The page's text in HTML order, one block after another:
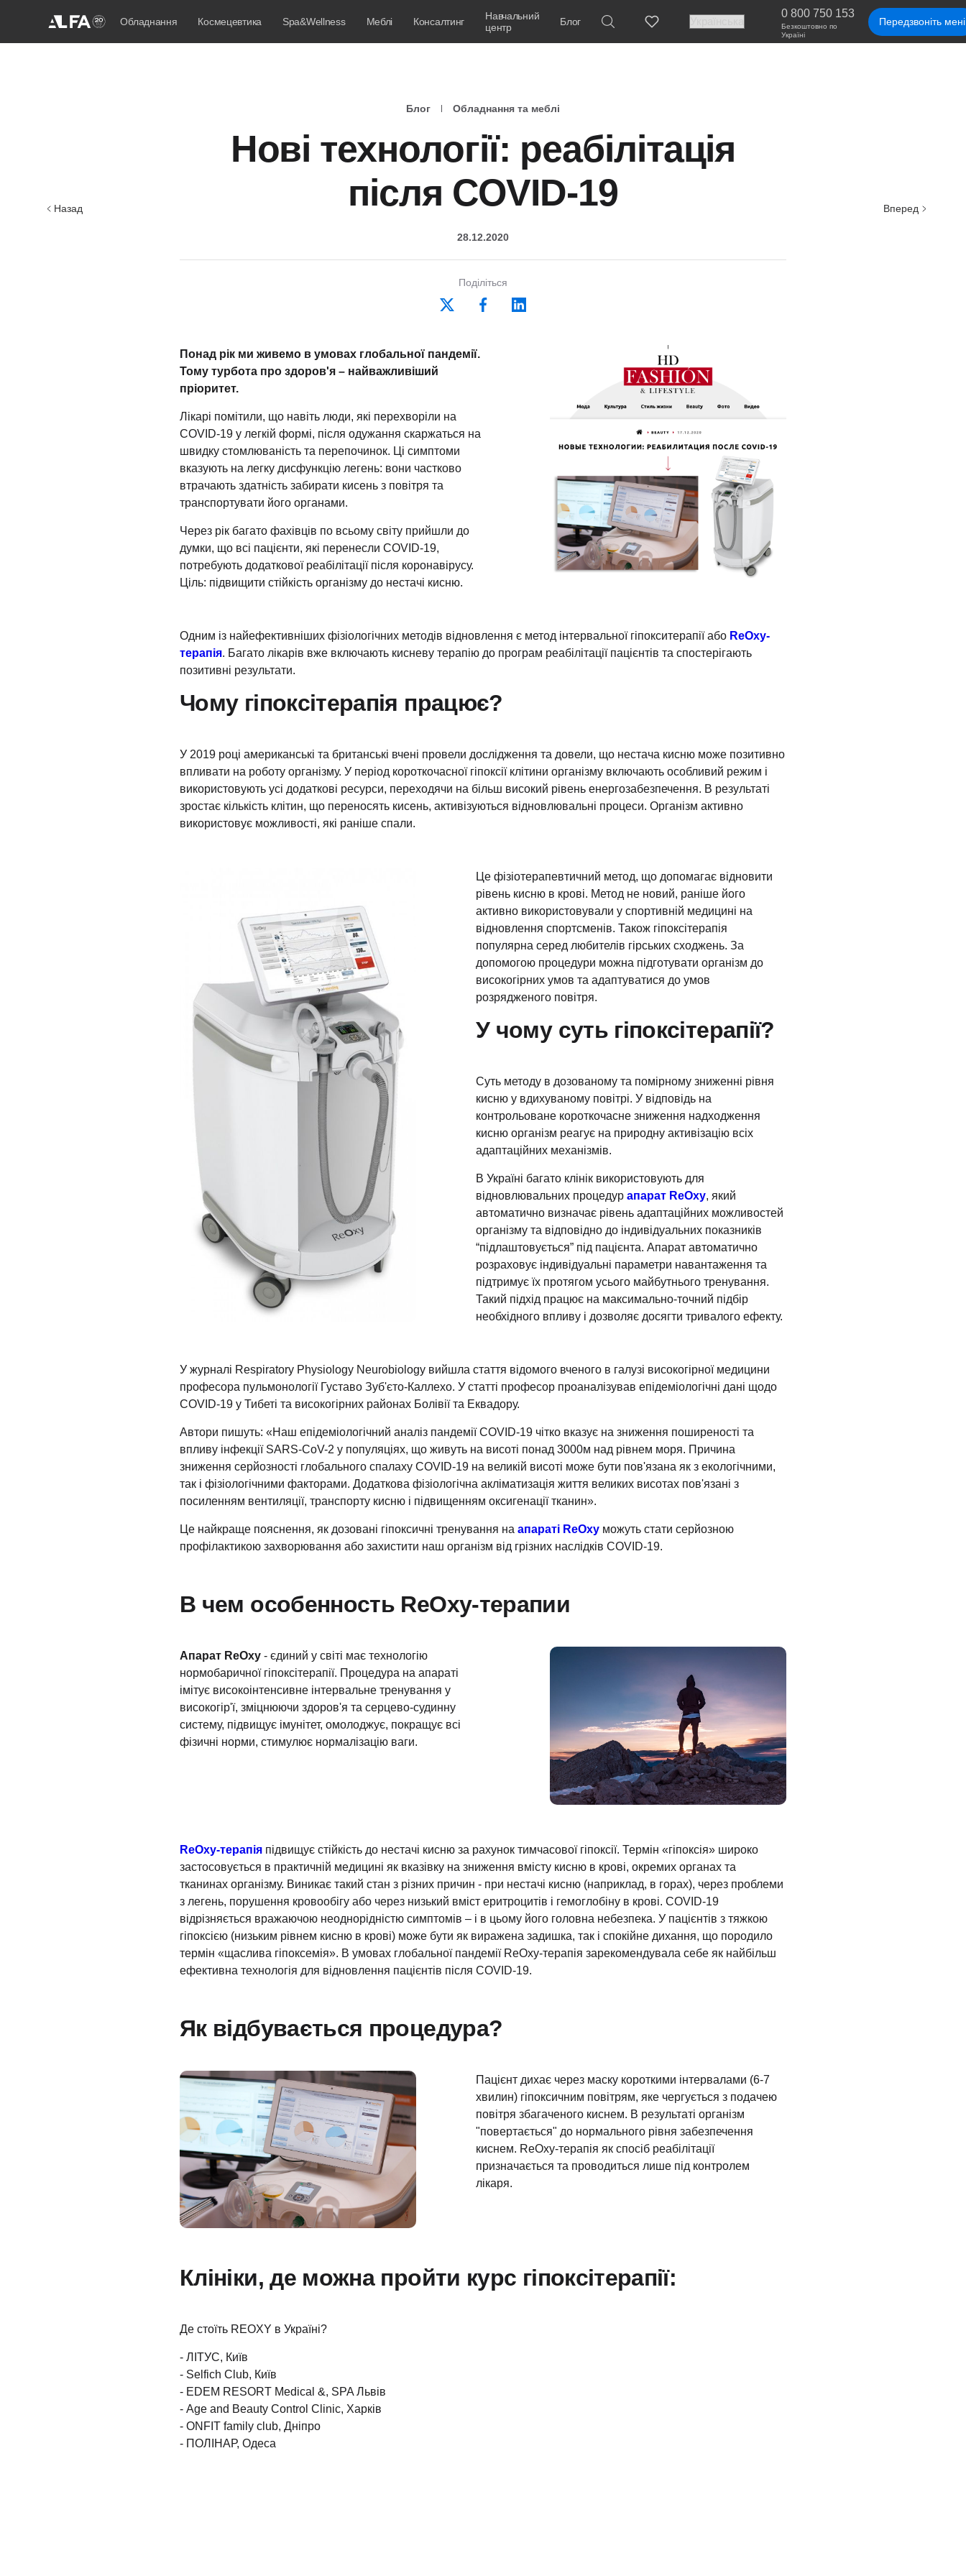
Обладнання Космецевтика Spa&Wellness Меблі Консалтинг
Навчальний
центр
Блог
0 800 750 153
Безкоштовно по
Україні
Передзвоніть мені
Блог Обладнання та меблі
Нові технології: реабілітація
після COVID-19
28.12.2020
Назад Вперед
Поділіться
Понад рік ми живемо в умовах глобальної пандемії.
Тому турбота про здоров'я – найважливіший
пріоритет.
Лікарі помітили, що навіть люди, які перехворіли на
COVID-19 у легкій формі, після одужання скаржаться на
швидку стомлюваність та перепочинок. Ці симптоми
вказують на легку дисфункцію легень: вони частково
втрачають здатність забирати кисень з повітря та
транспортувати його органами.
Через рік багато фахівців по всьому світу прийшли до
думки, що всі пацієнти, які перенесли COVID-19,
потребують додаткової реабілітації після коронавірусу.
Ціль: підвищити стійкість організму до нестачі кисню.
Одним із найефективніших фізіологічних методів відновлення є метод інтервальної гіпокситерапії або ReOxy-
терапія. Багато лікарів вже включають кисневу терапію до програм реабілітації пацієнтів та спостерігають
позитивні результати.
Чому гіпоксітерапія працює?
У 2019 році американські та британські вчені провели дослідження та довели, що нестача кисню може позитивно
впливати на роботу організму. У період короткочасної гіпоксії клітини організму включають особливий режим і
використовують усі додаткові ресурси, переходячи на більш високий рівень енергозабезпечення. В результаті
зростає кількість клітин, що переносять кисень, активізуються відновлювальні процеси. Організм активно
використовує можливості, які раніше спали.
Це фізіотерапевтичний метод, що допомагає відновити
рівень кисню в крові. Метод не новий, раніше його
активно використовували у спортивній медицині на
відновлення спортсменів. Також гіпоксітерапія
популярна серед любителів гірських сходжень. За
допомогою процедури можна підготувати організм до
високогірних умов та адаптуватися до умов
розрядженого повітря.
У чому суть гіпоксітерапії?
Суть методу в дозованому та помірному зниженні рівня
кисню у вдихуваному повітрі. У відповідь на
контрольоване короткочасне зниження надходження
кисню організм реагує на природну активізацію всіх
адаптаційних механізмів.
В Україні багато клінік використовують для
відновлювальних процедур апарат ReOxy, який
автоматично визначає рівень адаптаційних можливостей
організму та відповідно до індивідуальних показників
“підлаштовується” під пацієнта. Апарат автоматично
розраховує індивідуальні параметри навантаження та
підтримує їх протягом усього майбутнього тренування.
Такий підхід працює на максимально-точний підбір
необхідного впливу і дозволяє досягти тривалого ефекту.
У журналі Respiratory Physiology Neurobiology вийшла стаття відомого вченого в галузі високогірної медицини
професора пульмонології Густаво Зуб'єто-Каллехо. У статті професор проаналізував епідеміологічні дані щодо
COVID-19 у Тибеті та високогірних районах Болівії та Еквадору.
Автори пишуть: «Наш епідеміологічний аналіз пандемії COVID-19 чітко вказує на зниження поширеності та
впливу інфекції SARS-CoV-2 у популяціях, що живуть на висоті понад 3000м над рівнем моря. Причина
зниження серйозності глобального спалаху COVID-19 на великій висоті може бути пов'язана як з екологічними,
так і фізіологічними факторами. Додаткова фізіологічна акліматизація життя великих висотах пов'язані з
посиленням вентиляції, транспорту кисню і підвищенням оксигенації тканин».
Це найкраще пояснення, як дозовані гіпоксичні тренування на апараті ReOxyможуть стати серйозною
профілактикою захворювання або захистити наш організм від грізних наслідків COVID-19.
В чем особенность ReOxy-терапии
Апарат ReOxy- єдиний у світі має технологію
нормобаричної гіпоксітерапії. Процедура на апараті
імітує високоінтенсивне інтервальне тренування у
високогір'ї, зміцнюючи здоров'я та серцево-судинну
систему, підвищує імунітет, омолоджує, покращує всі
фізичні норми, стимулює нормалізацію ваги.
ReOxy-терапіяпідвищує стійкість до нестачі кисню за рахунок тимчасової гіпоксії. Термін «гіпоксія» широко
застосовується в практичній медицині як вказівку на зниження вмісту кисню в крові, окремих органах та
тканинах організму. Виникає такий стан з різних причин - при нестачі кисню (наприклад, в горах), через проблеми
з легень, порушення кровообігу або через низький вміст еритроцитів і гемоглобіну в крові. COVID-19
відрізняється вражаючою неоднорідністю симптомів – і в цьому його головна небезпека. У пацієнтів з тяжкою
гіпоксією (низьким рівнем кисню в крові) може бути як виражена задишка, так і спокійне дихання, що породило
термін «щаслива гіпоксемія». В умовах глобальної пандемії ReOxy-терапія зарекомендувала себе як найбільш
ефективна технологія для відновлення пацієнтів після COVID-19.
Як відбувається процедура?
Пацієнт дихає через маску короткими інтервалами (6-7
хвилин) гіпоксичним повітрям, яке чергується з подачею
повітря збагаченого киснем. В результаті організм
"повертається" до нормального рівня забезпечення
киснем. ReOxy-терапія як спосіб реабілітації
призначається та проводиться лише під контролем
лікаря.
Клініки, де можна пройти курс гіпоксітерапії:
Де стоїть REOXY в Україні?
- ЛІТУС, Київ
- Selfich Club, Київ
- EDEM RESORT Medical &, SPA Львів
- Age and Beauty Control Clinic, Харків
- ONFIT family club, Дніпро
- ПОЛІНАР, Одеса